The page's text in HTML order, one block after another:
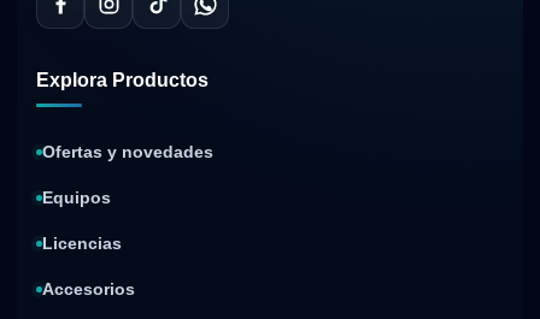
Explora Productos
Ofertas y novedades
Equipos
Licencias
Accesorios